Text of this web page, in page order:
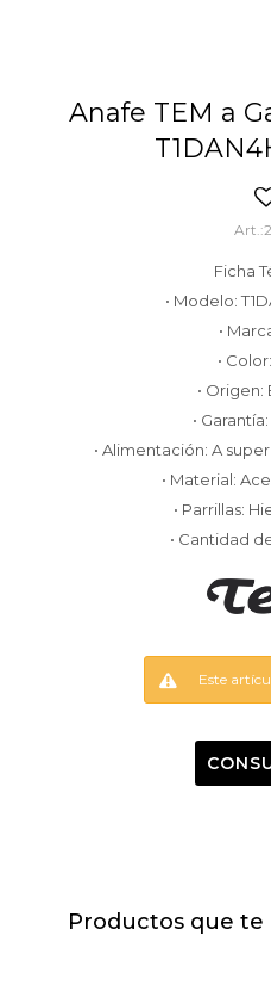
Anafe TEM a
Ficha
• Modelo:
•
•
• Origen:
•
• Alimentación: A
• Material:
• Parrillas:
• Cantidad
Este
Productos que